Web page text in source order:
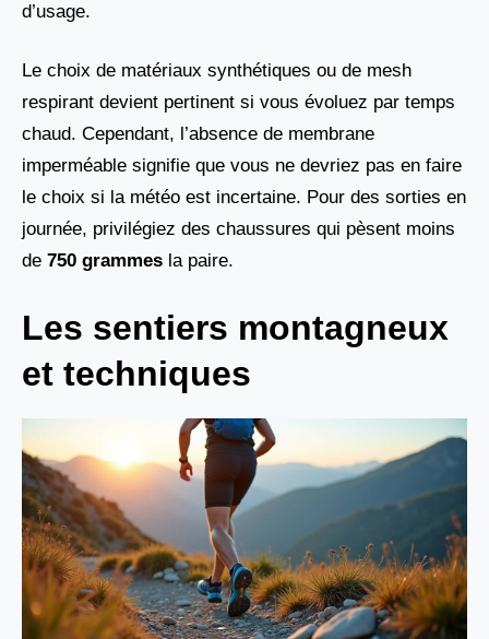
d’usage.
Le choix de matériaux synthétiques ou de mesh
respirant devient pertinent si vous évoluez par temps
chaud. Cependant, l’absence de membrane
imperméable signifie que vous ne devriez pas en faire
le choix si la météo est incertaine. Pour des sorties en
journée, privilégiez des chaussures qui pèsent moins
de 750 grammes la paire.
Les sentiers montagneux
et techniques